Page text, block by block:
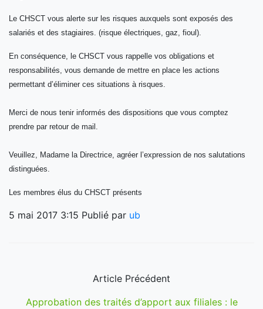
Le CHSCT vous alerte sur les risques auxquels sont exposés des
salariés et des stagiaires. (risque électriques, gaz, fioul).
En conséquence, le CHSCT vous rappelle vos obligations et
responsabilités, vous demande de mettre en place les actions
permettant d’éliminer ces situations à risques.
Merci de nous tenir informés des dispositions que vous comptez
prendre par retour de mail.
Veuillez, Madame la Directrice, agréer l’expression de nos salutations
distinguées.
Les membres élus du CHSCT présents
5 mai 2017 3:15 Publié par ub
Article Précédent
Approbation des traités d’apport aux filiales : le